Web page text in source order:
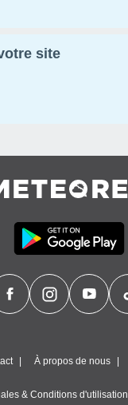
site
À propos de nous
& Conditions d'utilisation